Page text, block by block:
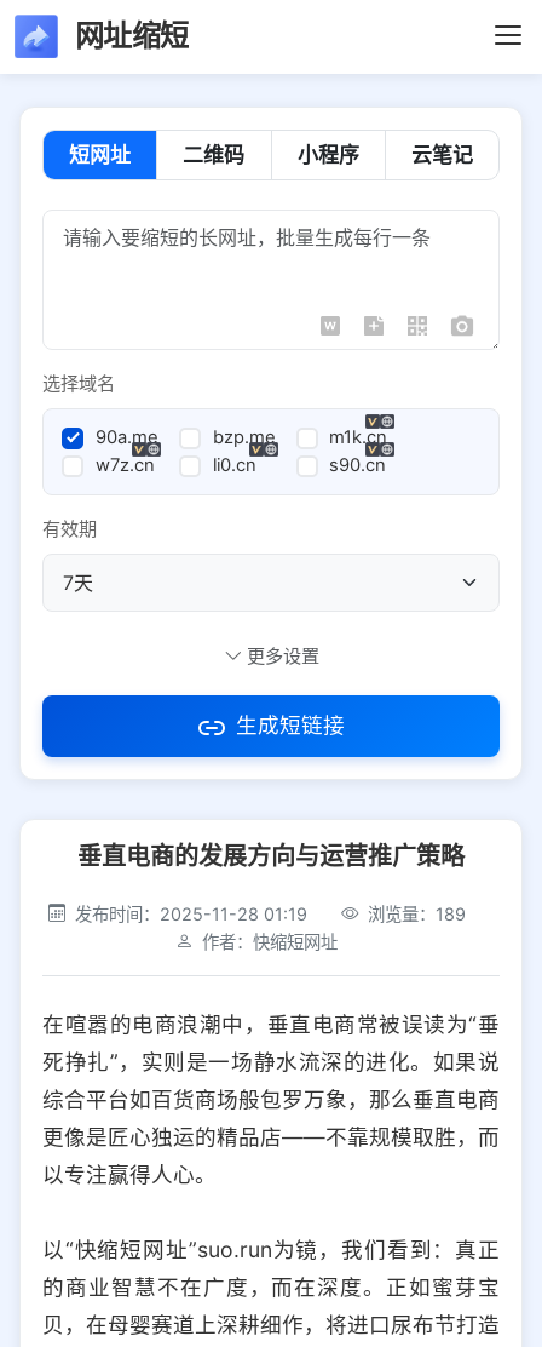
网址缩短
短网址 二维码 小程序 云笔记
选择域名
90a.me bzp.me
m1k.cn
w7z.cn
li0.cn s90.cn
有效期
访问密码
社交平台 电商平台
选择防红平台类型，避免链接被拦截
iOS Android PC 其他
选择允许访问的平台类型
更多设置
生成短链接
垂直电商的发展方向与运营推广策略
发布时间：2025-11-28 01:19
浏览量：189
作者：快缩短网址
在喧嚣的电商浪潮中，垂直电商常被误读为“垂
死挣扎”，实则是一场静水流深的进化。如果说
综合平台如百货商场般包罗万象，那么垂直电商
更像是匠心独运的精品店——不靠规模取胜，而
以专注赢得人心。
以“快缩短网址”suo.run为镜，我们看到：真正
的商业智慧不在广度，而在深度。正如蜜芽宝
贝，在母婴赛道上深耕细作，将进口尿布节打造